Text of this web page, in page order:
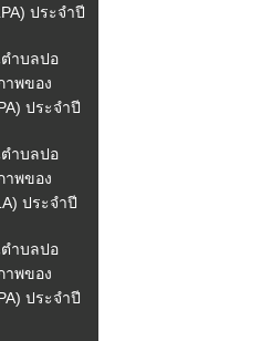
ประจำปี
ำบลปอ
าพของ
ประจำปี
ำบลปอ
าพของ
ประจำปี
ำบลปอ
าพของ
ประจำปี